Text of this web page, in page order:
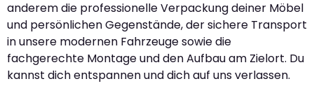
anderem die professionelle Verpackung deiner Möbel
und persönlichen Gegenstände, der sichere Transport
in unsere modernen Fahrzeuge sowie die
fachgerechte Montage und den Aufbau am Zielort. Du
kannst dich entspannen und dich auf uns verlassen.